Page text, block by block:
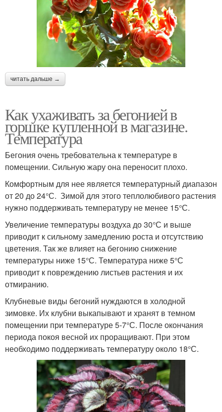
читать дальше →
Как ухаживать за бегонией в
горшке купленной в магазине.
Температура
Бегония очень требовательна к температуре в
помещении. Сильную жару она переносит плохо.
Комфортным для нее является температурный диапазон
от 20 до 24°С. Зимой для этого теплолюбивого растения
нужно поддерживать температуру не менее 15°С.
Увеличение температуры воздуха до 30°С и выше
приводит к сильному замедлению роста и отсутствию
цветения. Так же влияет на бегонию снижение
температуры ниже 15°С. Температура ниже 5°С
приводит к повреждению листьев растения и их
отмиранию.
Клубневые виды бегоний нуждаются в холодной
зимовке. Их клубни выкапывают и хранят в темном
помещении при температуре 5-7°С. После окончания
периода покоя весной их проращивают. При этом
необходимо поддерживать температуру около 18°С.